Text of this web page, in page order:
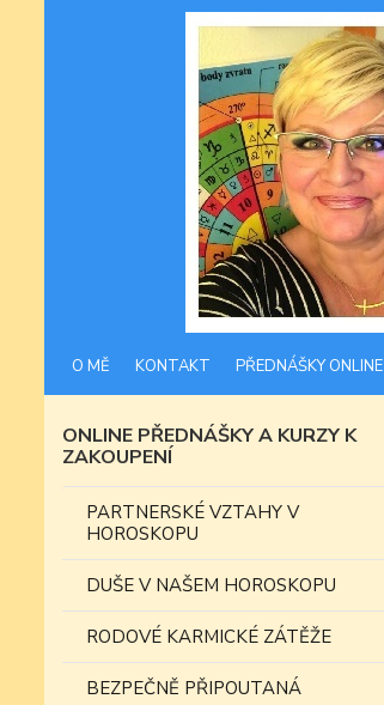
O MĚ KONTAKT PŘEDNÁŠKY ONLINE
ONLINE PŘEDNÁŠKY A KURZY K
ZAKOUPENÍ
PARTNERSKÉ VZTAHY V
HOROSKOPU
DUŠE V NAŠEM HOROSKOPU
RODOVÉ KARMICKÉ ZÁTĚŽE
BEZPEČNĚ PŘIPOUTANÁ